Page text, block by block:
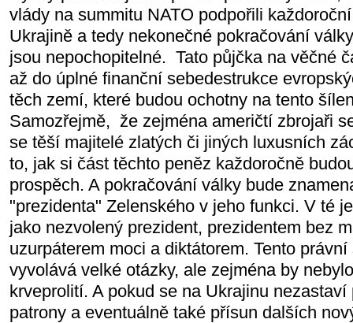
vlády na summitu NATO podpořili
Ukrajině a tedy nekonečné pokračování
jsou nepochopitelné. Tato půjčka na věčné
až do úplné finanční sebedestrukce
těch zemí, které budou ochotny na tento
Samozřejmě, že zejména američtí zbrojaři
se těší majitelé zlatých či jiných luxusních
to, jak si část těchto peněz každoročně
prospěch. A pokračování války bude
"prezidenta" Zelenského v jeho funkci. V té
jako nezvolený prezident, prezidentem bez
uzurpáterem moci a diktátorem. Tento
vyvolává velké otázky, ale zejména by
krveprolití. A pokud se na Ukrajinu
patrony a eventuálně také přísun dalších